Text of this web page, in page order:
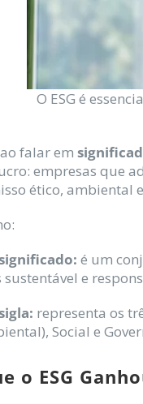
O ESG é
falar em
empresas que
ético, ambiental
significado: é um
sustentável e
representa os
Social e
o ESG